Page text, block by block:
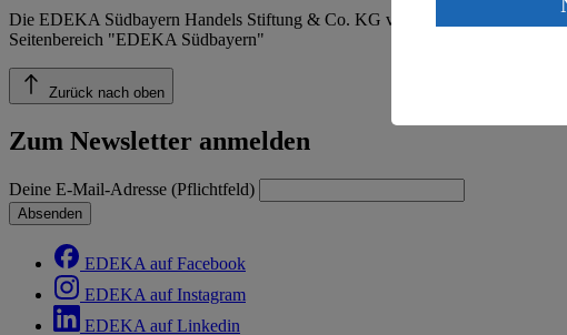
Die EDEKA Südbayern Handels Stiftung & Co. KG veröffentlicht
Seitenbereich "EDEKA Südbayern"
Zurück nach oben
Zum Newsletter anmelden
Deine E-Mail-Adresse (Pflichtfeld)
Absenden
EDEKA auf Facebook
EDEKA auf Instagram
EDEKA auf Linkedin
ein, dass deine
einem nach
Risiko eines